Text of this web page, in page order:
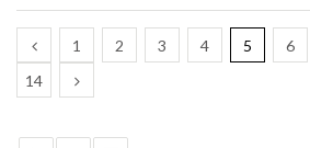
1 2 3 4 5 6
14